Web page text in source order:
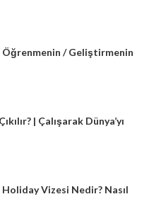
Öğrenmenin / Geliştirmenin
| Çalışarak Dünya’yı
Vizesi Nedir? Nasıl